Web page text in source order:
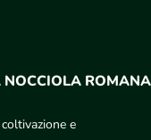
NOCCIOLA ROMANA
e